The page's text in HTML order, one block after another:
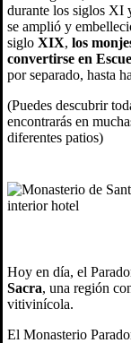
durante los siglos XI
se amplió y
siglo XIX, los
convertirse en
por separado, hasta
(Puedes descubrir
encontrarás en
diferentes patios)
Hoy en día, el
Sacra, una región
vitivinícola.
El Monasterio